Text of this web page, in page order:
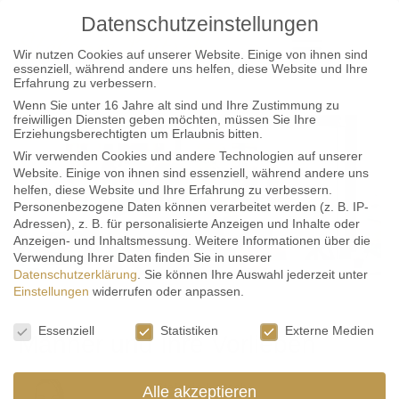
Männer und Ihre Vorlieben
Von Stefanie Leitsch
Datenschutzeinstellungen
Wir nutzen Cookies auf unserer Website. Einige von ihnen sind
essenziell, während andere uns helfen, diese Website und Ihre
Erfahrung zu verbessern.
Wenn Sie unter 16 Jahre alt sind und Ihre Zustimmung zu
freiwilligen Diensten geben möchten, müssen Sie Ihre
Erziehungsberechtigten um Erlaubnis bitten.
Wir verwenden Cookies und andere Technologien auf unserer
Website. Einige von ihnen sind essenziell, während andere uns
helfen, diese Website und Ihre Erfahrung zu verbessern.
Personenbezogene Daten können verarbeitet werden (z. B. IP-
Adressen), z. B. für personalisierte Anzeigen und Inhalte oder
Anzeigen- und Inhaltsmessung. Weitere Informationen über die
Verwendung Ihrer Daten finden Sie in unserer
Datenschutzerklärung
Sie können Ihre Auswahl jederzeit unter
Einstellungen widerrufen oder anpassen.
Essenziell
Statistiken Externe Medien
Alle akzeptieren